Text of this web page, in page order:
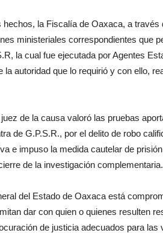
hechos, la Fiscalía de Oaxaca, a
ministeriales correspondientes que
la cual fue ejecutada por Agentes
la autoridad que lo requirió y con ello,
de la causa valoró las pruebas
de G.P.S.R., por el delito de robo
e impuso la medida cautelar de
de la investigación complementaria.
del Estado de Oaxaca está
dar con quien o quienes resulten
de justicia adecuados para